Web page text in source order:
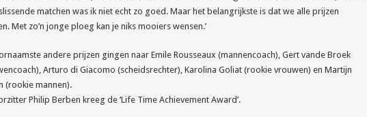
matchen was ik niet echt zo goed. Maar het belangrijkste is dat we alle prijzen
Met zo’n jonge ploeg kan je niks mooiers wensen.’
andere prijzen gingen naar Emile Rousseaux (mannencoach), Gert vande Broek
Arturo di Giacomo (scheidsrechter), Karolina Goliat (rookie vrouwen) en Martijn
(rookie mannen).
Philip Berben kreeg de ‘Life Time Achievement Award’.